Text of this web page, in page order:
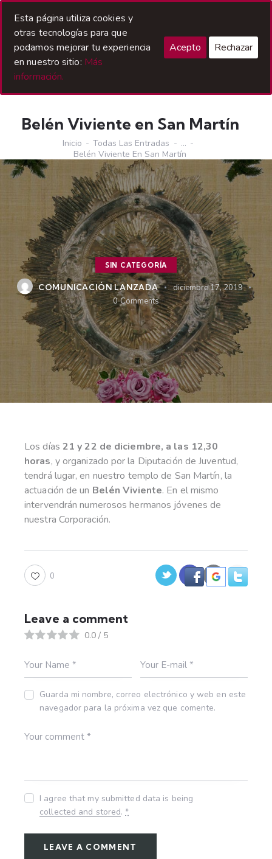
Belén Viviente en San Martín
Inicio Todas Las Entradas
...
Belén Viviente En San Martín
SIN CATEGORÍA
COMUNICACIÓN LANZADA
diciembre 17, 2019
0 Comments
Los días 21 y 22 de diciembre, a las 12,30
horas, y organizado por la Diputación de Juventud,
tendrá lugar, en nuestro templo de San Martín, la
actuación de un Belén Viviente. En el mismo
intervendrán numerosos hermanos jóvenes de
nuestra Corporación.
0
Leave a comment
0.0 / 5
Guarda mi nombre, correo electrónico y web en este
navegador para la próxima vez que comente.
I agree that my submitted data is being
collected and stored.*
Esta página utiliza cookies y
otras tecnologías para que
podamos mejorar tu experiencia
en nuestro sitio: Más
información.
Acepto Rechazar